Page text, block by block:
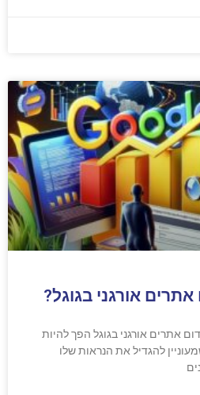
אורגני בגוגל?
אתרים אורגני בגוגל הפך להיות
להגדיל את הנראות שלו